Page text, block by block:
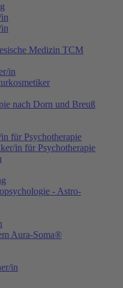
Medizin TCM
in
nach Dorn und Breuß
für Psychotherapie
in für Psychotherapie
- Astro-
Aura-Soma®
in